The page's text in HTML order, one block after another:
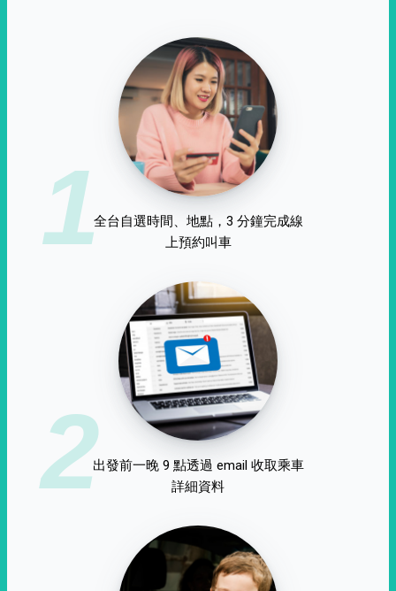
1全台自選時間、地點，3 分鐘完成線
上預約叫車
2出發前一晚 9 點透過 email 收取乘車
詳細資料